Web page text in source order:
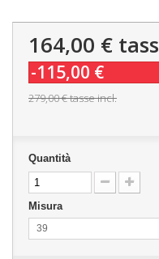
164,00 €
-115,00 €
279,00 €tasse incl.
Quantità
Misura
39